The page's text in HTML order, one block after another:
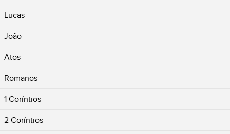
Lucas
João
Atos
Romanos
1 Coríntios
2 Coríntios